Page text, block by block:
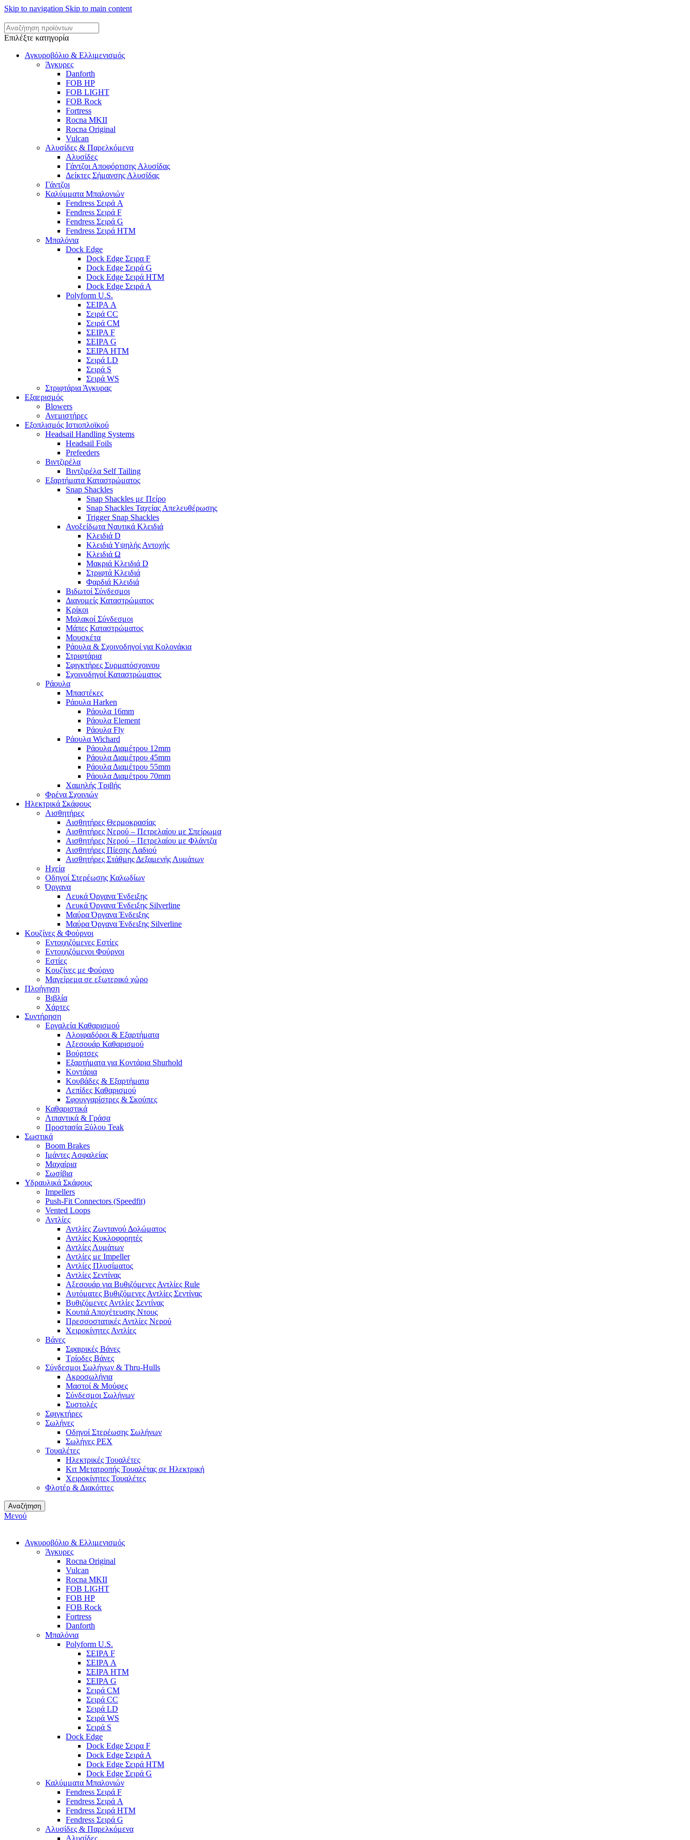
Skip to navigation Skip to main content
Επιλέξτε κατηγορία
Αγκυροβόλιο & Ελλιμενισμός
Άγκυρες
Danforth
FOB HP
FOB LIGHT
FOB Rock
Fortress
Rocna MKII
Rocna Original
Vulcan
Αλυσίδες & Παρελκόμενα
Αλυσίδες
Γάντζοι Αποφόρτισης Αλυσίδας
Δείκτες Σήμανσης Αλυσίδας
Γάντζοι
Καλύμματα Μπαλονιών
Fendress Σειρά A
Fendress Σειρά F
Fendress Σειρά G
Fendress Σειρά HTM
Μπαλόνια
Dock Edge
Dock Edge Σειρα F
Dock Edge Σειρά G
Dock Edge Σειρά HTM
Dock Edge Σειρά Α
Polyform U.S.
ΣΕΙΡΑ A
Σειρά CC
Σειρά CM
ΣΕΙΡΑ F
ΣΕΙΡΑ G
ΣΕΙΡΑ HTM
Σειρά LD
Σειρά S
Σειρά WS
Στριφτάρια Άγκυρας
Εξαερισμός
Blowers
Ανεμιστήρες
Εξοπλισμός Ιστιοπλοϊκού
Headsail Handling Systems
Headsail Foils
Prefeeders
Βιντζιρέλα
Βιντζιρέλα Self Tailing
Εξαρτήματα Καταστρώματος
Snap Shackles
Snap Shackles με Πείρο
Snap Shackles Ταχείας Απελευθέρωσης
Trigger Snap Shackles
Ανοξείδωτα Ναυτικά Κλειδιά
Κλειδιά D
Κλειδιά Υψηλής Αντοχής
Κλειδιά Ω
Μακριά Κλειδιά D
Στριφτά Κλειδιά
Φαρδιά Κλειδιά
Βιδωτοί Σύνδεσμοι
Διανομείς Καταστρώματος
Κρίκοι
Μαλακοί Σύνδεσμοι
Μάπες Καταστρώματος
Μουσκέτα
Ράουλα & Σχοινοδηγοί για Κολονάκια
Στριφτάρια
Σφιγκτήρες Συρματόσχοινου
Σχοινοδηγοί Καταστρώματος
Ράουλα
Μπαστέκες
Ράουλα Harken
Ράουλα 16mm
Ράουλα Element
Ράουλα Fly
Ράουλα Wichard
Ράουλα Διαμέτρου 12mm
Ράουλα Διαμέτρου 45mm
Ράουλα Διαμέτρου 55mm
Ράουλα Διαμέτρου 70mm
Χαμηλής Τριβής
Φρένα Σχοινιών
Ηλεκτρικά Σκάφους
Αισθητήρες
Αισθητήρες Θερμοκρασίας
Αισθητήρες Νερού – Πετρελαίου με Σπείρωμα
Αισθητήρες Νερού – Πετρελαίου με Φλάντζα
Αισθητήρες Πίεσης Λαδιού
Αισθητήρες Στάθμης Δεξαμενής Λυμάτων
Ηχεία
Οδηγοί Στερέωσης Καλωδίων
Όργανα
Λευκά Όργανα Ένδειξης
Λευκά Όργανα Ένδειξης Silverline
Μαύρα Όργανα Ένδειξης
Μαύρα Όργανα Ένδειξης Silverline
Κουζίνες & Φούρνοι
Εντοιχιζόμενες Εστίες
Εντοιχιζόμενοι Φούρνοι
Εστίες
Κουζίνες με Φούρνο
Μαγείρεμα σε εξωτερικό χώρο
Πλοήγηση
Βιβλία
Χάρτες
Συντήρηση
Εργαλεία Καθαρισμού
Αλοιφαδόροι & Εξαρτήματα
Αξεσουάρ Καθαρισμού
Βούρτσες
Εξαρτήματα για Κοντάρια Shurhold
Κοντάρια
Κουβάδες & Εξαρτήματα
Λεπίδες Καθαρισμού
Σφουγγαρίστρες & Σκούπες
Καθαριστικά
Λιπαντικά & Γράσα
Προστασία Ξύλου Teak
Σωστικά
Boom Brakes
Ιμάντες Ασφαλείας
Μαχαίρια
Σωσίβια
Υδραυλικά Σκάφους
Impellers
Push-Fit Connectors (Speedfit)
Vented Loops
Αντλίες
Αντλίες Ζωντανού Δολώματος
Αντλίες Κυκλοφορητές
Αντλίες Λυμάτων
Αντλίες με Impeller
Αντλίες Πλυσίματος
Αντλίες Σεντίνας
Αξεσουάρ για Βυθιζόμενες Αντλίες Rule
Αυτόματες Βυθιζόμενες Αντλίες Σεντίνας
Βυθιζόμενες Αντλίες Σεντίνας
Κουτιά Αποχέτευσης Ντους
Πρεσσοστατικές Αντλίες Νερού
Χειροκίνητες Αντλίες
Βάνες
Σφαιρικές Βάνες
Τρίοδες Βάνες
Σύνδεσμοι Σωλήνων & Thru-Hulls
Ακροσωλήνια
Μαστοί & Μούφες
Σύνδεσμοι Σωλήνων
Συστολές
Σφιγκτήρες
Σωλήνες
Οδηγοί Στερέωσης Σωλήνων
Σωλήνες PEX
Τουαλέτες
Ηλεκτρικές Τουαλέτες
Κιτ Μετατροπής Τουαλέτας σε Ηλεκτρική
Χειροκίνητες Τουαλέτες
Φλοτέρ & Διακόπτες
Αναζήτηση
Μενού
Αγκυροβόλιο & Ελλιμενισμός
Άγκυρες
Rocna Original
Vulcan
Rocna MKII
FOB LIGHT
FOB HP
FOB Rock
Fortress
Danforth
Μπαλόνια
Polyform U.S.
ΣΕΙΡΑ F
ΣΕΙΡΑ A
ΣΕΙΡΑ HTM
ΣΕΙΡΑ G
Σειρά CM
Σειρά CC
Σειρά LD
Σειρά WS
Σειρά S
Dock Edge
Dock Edge Σειρα F
Dock Edge Σειρά Α
Dock Edge Σειρά HTM
Dock Edge Σειρά G
Καλύμματα Μπαλονιών
Fendress Σειρά F
Fendress Σειρά A
Fendress Σειρά HTM
Fendress Σειρά G
Αλυσίδες & Παρελκόμενα
Αλυσίδες